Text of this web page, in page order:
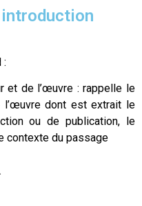
introduction
:
et de l’œuvre : rappelle le
l’œuvre dont est extrait le
ou de publication, le
contexte du passage